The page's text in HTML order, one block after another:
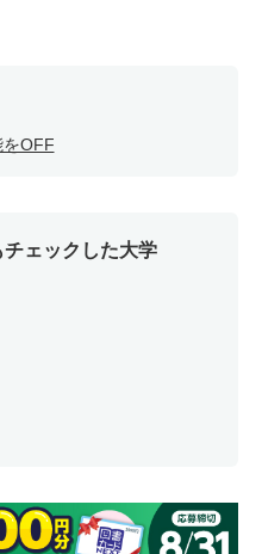
をOFF
ェックした大学